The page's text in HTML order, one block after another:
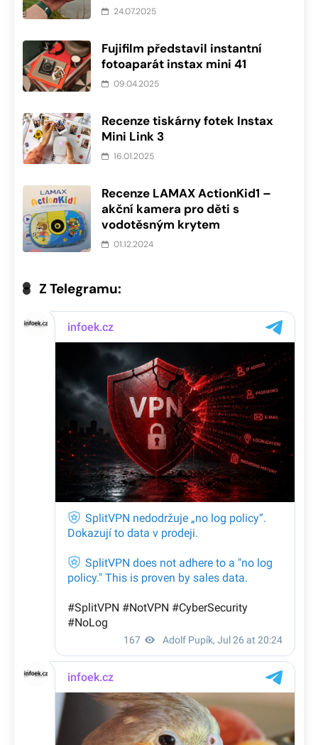
24.07.2025
Fujifilm představil instantní
fotoaparát instax mini 41
09.04.2025
Recenze tiskárny fotek Instax
Mini Link 3
16.01.2025
Recenze LAMAX ActionKid1 –
akční kamera pro děti s
vodotěsným krytem
01.12.2024
Z Telegramu: